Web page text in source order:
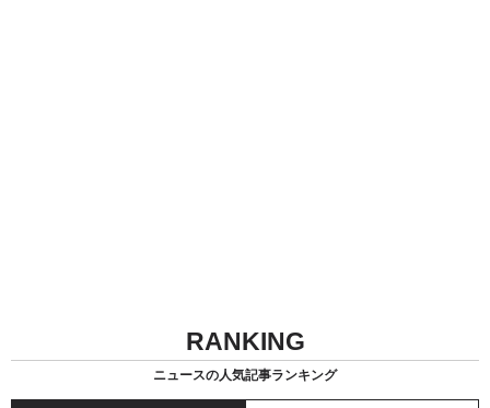
RANKING
ニュースの人気記事ランキング